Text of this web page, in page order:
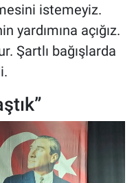
istemeyiz.
yardımına açığız.
Şartlı bağışlarda